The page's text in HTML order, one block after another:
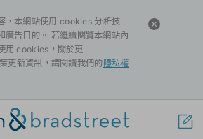
，本網站使用 cookies 分析技
廣告目的。 若繼續閱覽本網站內
用 cookies，關於更
更新資訊，請閱讀我們的 隱私權